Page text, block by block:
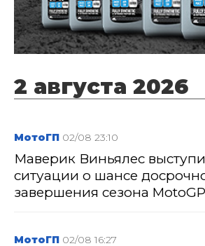
2 августа 2026
МотоГП 02/08 23:10
Маверик Виньялес
ситуации о шансе
завершения сезона
МотоГП 02/08 16:27